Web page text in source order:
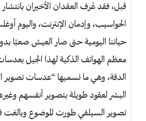
قبل، فقد عُرف العقدان الأخيران
الحواسيب، وإدمان الإنترنت، واليوم
حياتنا اليومية حتى صار العيش صعبًا
معظم الهواتف الذكية لهذا الجيل
الدقة، وهي ما نسميها “عدسات تصوير
البشر لعقود طويلة بتصوير أنفسهم
تصوير السيلفي طورت الموضوع وبالغت